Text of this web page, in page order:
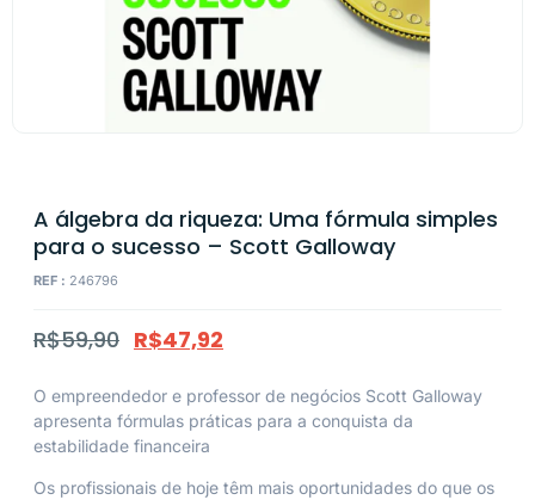
A álgebra da riqueza: Uma fórmula simples
para o sucesso – Scott Galloway
REF : 246796
R$59,90 R$47,92
O empreendedor e professor de negócios Scott Galloway
apresenta fórmulas práticas para a conquista da
estabilidade financeira
Os profissionais de hoje têm mais oportunidades do que os